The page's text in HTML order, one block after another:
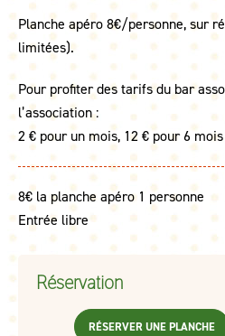
Planche apéro 8€/personne, sur
limitées).
Pour profiter des tarifs du bar
l’association :
2 € pour un mois, 12 € pour 6
8€ la planche apéro 1 personne
Entrée libre
Réservation
RÉSERVER UNE PLANCHE